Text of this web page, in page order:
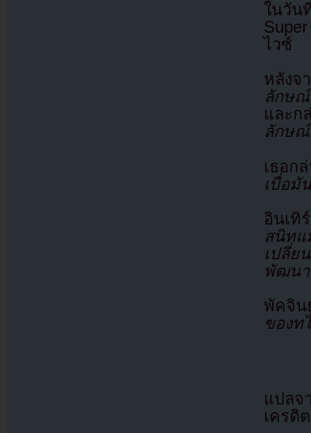
ในวั
ไวซ์
หลังจ
ลักษ
และก
ลักษณ์
เธอก
เบื่อมั
อินเทิ
สนิทแ
เปลี่
พัฒนา
พัคจิน
ของท
แปล
เครดิ